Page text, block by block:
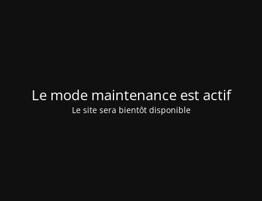
Le mode maintenance est actif
Le site sera bientôt disponible